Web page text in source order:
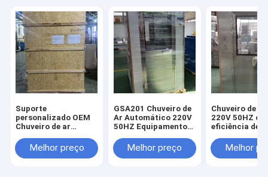
Suporte
personalizado OEM
Chuveiro de ar
filtrado recirculado
e tensão 220V 50HZ
Melhor preço
GSA201 Chuveiro de
Ar Automático 220V
50HZ Equipamento
Limpa para Controle
de Contaminação e
Melhor preço
Chuveiro de ar
220V 50HZ
eficiência de
externaMelhor